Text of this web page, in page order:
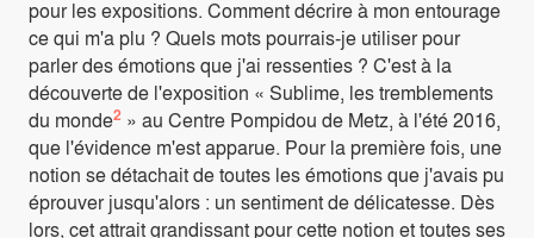
pour les expositions. Comment décrire à mon entourage
ce qui m'a plu ? Quels mots pourrais-je utiliser pour
parler des émotions que j'ai ressenties ? C'est à la
découverte de l'exposition « Sublime, les tremblements
du monde2 » au Centre Pompidou de Metz, à l'été 2016,
que l'évidence m'est apparue. Pour la première fois, une
notion se détachait de toutes les émotions que j'avais pu
éprouver jusqu'alors : un sentiment de délicatesse. Dès
lors, cet attrait grandissant pour cette notion et toutes ses